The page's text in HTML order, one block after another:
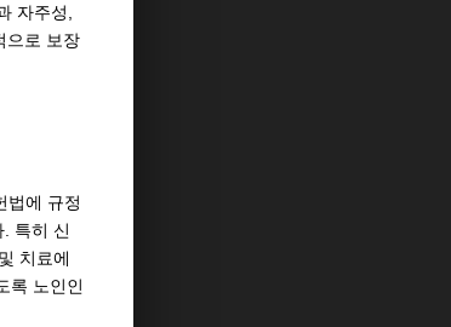
자주성,
으로 보장
법에 규정
특히 신
치료에
록 노인인